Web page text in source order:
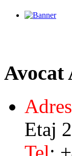
Avocat
Etaj